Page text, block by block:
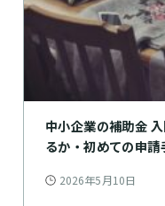
中小企業の補助金
るか・初めての申請
2026年5月10日